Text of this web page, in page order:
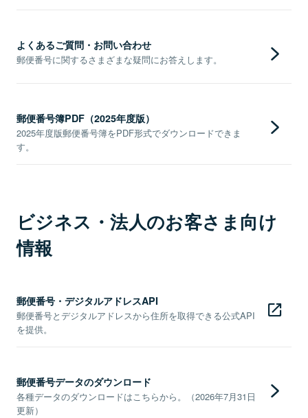
よくあるご質問・お問い合わせ
郵便番号に関するさまざまな疑問にお答えします。
郵便番号簿PDF（2025年度版）
2025年度版郵便番号簿をPDF形式でダウンロードできま
す。
ビジネス・法人のお客さま向け
情報
郵便番号・デジタルアドレスAPI
郵便番号とデジタルアドレスから住所を取得できる公式API
を提供。
郵便番号データのダウンロード
各種データのダウンロードはこちらから。（2026年7月31日
更新）